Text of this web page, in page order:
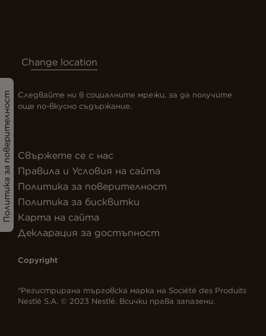
Политика за поверителност
Change location
Следвайте ни в социалните мрежи, за да получите
още по-вкусно съдържание.
Свържете се с нас
Правила и Условия на сайта
Политика за поверителност
Политика за бисквитки
Карта на сайта
Декларация за достъпност
Copyright
®Регистрирана търговска марка на Société des Produits
Nestlé S.A. © 2023 Nestlé. Всички права запазени.